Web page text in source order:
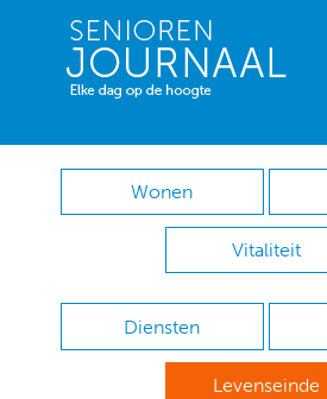
Wonen
Vitaliteit
Diensten
Levenseinde